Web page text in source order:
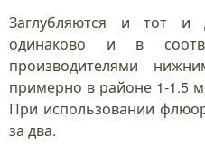
Заглубляются и тот и
одинаково и в
производителями
примерно в районе 1-1.5
При использовании
за два.